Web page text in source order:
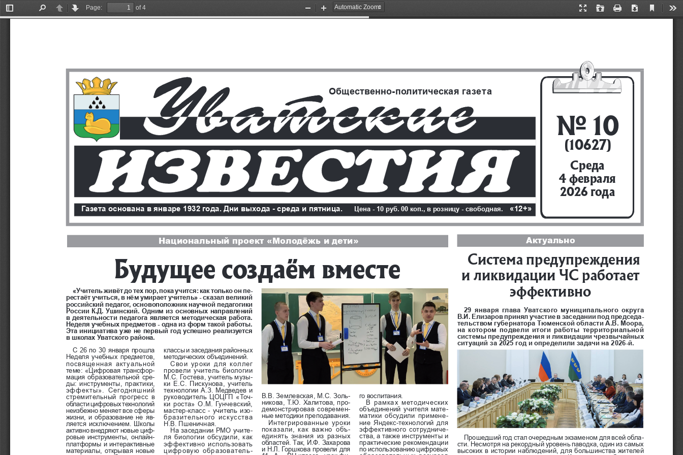
Toggle
Sidebar
PreviousNext
Page:
of 4
Presentation
Mode
Open Print Download
Current
View
Zoom
Out
Zoom
In
Газета основана в январе 1932 года. Дни выхода - среда и пятница.
Общественно-политическая газета
No 10
(10627)
Среда
4 февраля
2026 года
«12+»
Цена - 10 руб. 00 коп., в розницу - свободная.
Национальный проект «Молодёжь и дети» Актуально
Прошедший год стал очередным экзаменом для всей обла-
сти. Несмотря на рекордный уровень паводка, один из самых
высоких в истории наблюдений, для большинства жителей
Система предупреждения
и ликвидации ЧС работает
эффективно
29 января глава Уватского муниципального округа
В.И. Елизаров принял участие в заседании под председа
тельством губернатора Тюменской области А.В. Моора,
на котором подвели итоги работы территориальной
системы предупреждения и ликвидации чрезвычайных
ситуаций за 2025 год и определили задачи на 2026-й.
С 26 по 30 января прошла
Неделя учебных предметов,
посвященная актуальной
теме: «Цифровая трансфор-
мация образовательной сре-
ды: инструменты, практики,
эффекты». Сегодняшний
стремительный прогресс в
области цифровых технологий
неизбежно меняет все сферы
жизни, и образование не яв-
ляется исключением. Школы
активно внедряют новые циф-
ровые инструменты, онлайн-
платформы и интерактивные
материалы, открывая новые
Будущее создаём вместе
«Учитель живёт до тех пор, пока учится: как только он пе-
рестаёт учиться, в нём умирает учитель» - сказал великий
российский педагог, основоположник научной педагогики
России К.Д. Ушинский. Одним из основных направлений
в деятельности педагога является методическая работа.
Неделя учебных предметов - одна из форм такой работы.
Эта инициатива уже не первый год успешно реализуется
в школах Уватского района.
классы и заседания районных
методических объединений.
Свои уроки для коллег
провели учитель биологии
М.С. Гостева, учитель музы-
ки Е.С. Пискунова, учитель
технологии А.З. Медведев и
руководитель ЦОЦГП «Точ-
ки роста» О.М. Гунчевский,
мастер-класс - учитель изо-
бразительного искусства
Н.В. Пшеничная.
На заседании РМО учите-
ля биологии обсудили, как
эффективно использовать
цифровую образователь-
В.В. Землевская, М.С. Золь-
никова, Т.Ю. Халитова, про-
демонстрировав современ-
ные методики преподавания.
Интегрированные уроки
показали, как важно объ-
единять знания из разных
областей. Так, И.Ф. Захарова
и Н.Л. Горшкова провели для
го воспитания.
В рамках методических
объединений учителя мате-
матики обсудили примене-
ние Яндекс-технологий для
эффективного сотрудниче-
ства, а также инструменты и
практические рекомендации
по использованию цифровых